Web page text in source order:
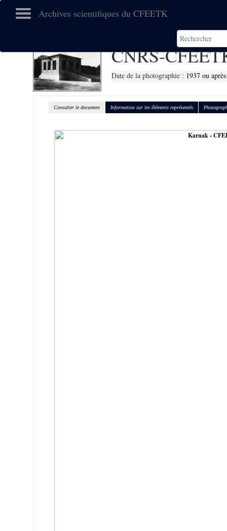
Archives scientifiques du CFEETK
CNRS-
Date de la photographie : 1937 ou
Consulter le document Information sur les éléments représentés